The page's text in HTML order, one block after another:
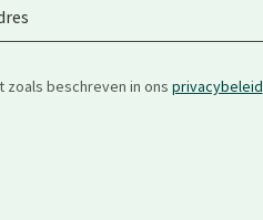
beschreven in ons privacybeleid